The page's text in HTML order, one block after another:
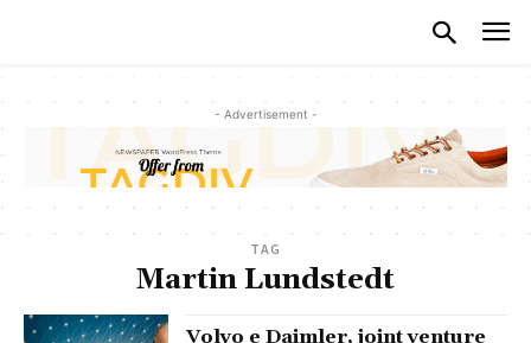
- Advertisement -
TAG
Martin Lundstedt
Volvo e Daimler, joint venture